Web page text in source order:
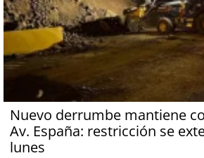
Nuevo derrumbe mantiene
Av. España: restricción se
lunes